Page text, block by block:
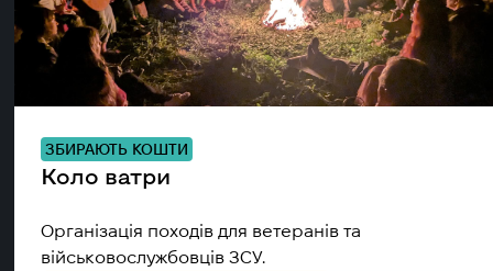
ЗБИРАЮТЬ КОШТИ
Коло ватри
Організація походів для ветеранів та
військовослужбовців ЗСУ.